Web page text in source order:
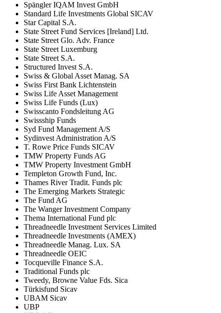
Spängler IQAM Invest GmbH
Standard Life Investments Global SICAV
Star Capital S.A.
State Street Fund Services [Ireland] Ltd.
State Street Glo. Adv. France
State Street Luxemburg
State Street S.A.
Structured Invest S.A.
Swiss & Global Asset Manag. SA
Swiss First Bank Lichtenstein
Swiss Life Asset Management
Swiss Life Funds (Lux)
Swisscanto Fondsleitung AG
Swissship Funds
Syd Fund Management A/S
Sydinvest Administration A/S
T. Rowe Price Funds SICAV
TMW Property Funds AG
TMW Property Investment GmbH
Templeton Growth Fund, Inc.
Thames River Tradit. Funds plc
The Emerging Markets Strategic
The Fund AG
The Wanger Investment Company
Thema International Fund plc
Threadneedle Investment Services Limited
Threadneedle Investments (AMEX)
Threadneedle Manag. Lux. SA
Threadneedle OEIC
Tocqueville Finance S.A.
Traditional Funds plc
Tweedy, Browne Value Fds. Sica
Türkisfund Sicav
UBAM Sicav
UBP